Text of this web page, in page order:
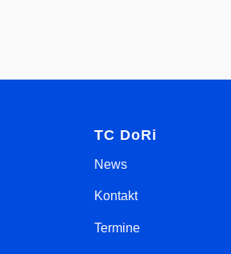
TC DoRi
News
Kontakt
Termine